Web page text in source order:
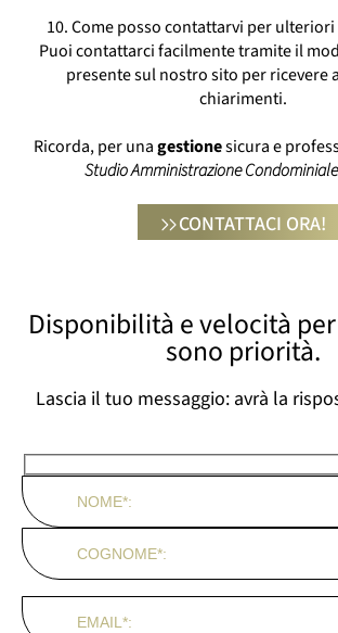
10. Come posso contattarvi per
Puoi contattarci facilmente tramite il
presente sul nostro sito per ricevere
chiarimenti.
Ricorda, per unagestionesicura e
Studio Amministrazione
CONTATTACI ORA!
Disponibilità e velocità
sono priorità.
Lascia il tuo messaggio: avrà la